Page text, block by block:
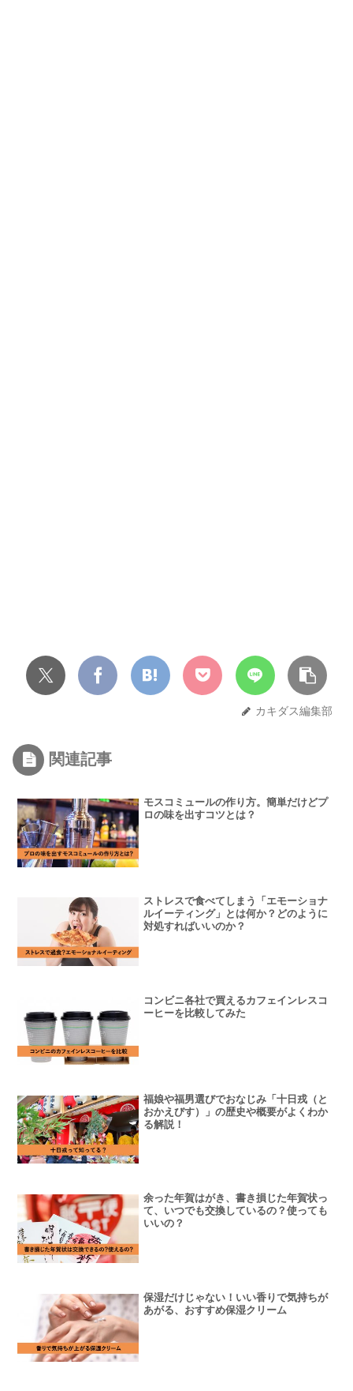
カキダス編集部
関連記事
モスコミュールの作り方。簡単だけどプ
ロの味を出すコツとは？
ストレスで食べてしまう「エモーショナ
ルイーティング」とは何か？どのように
対処すればいいのか？
コンビニ各社で買えるカフェインレスコ
ーヒーを比較してみた
福娘や福男選びでおなじみ「十日戎（と
おかえびす）」の歴史や概要がよくわか
る解説！
余った年賀はがき、書き損じた年賀状っ
て、いつでも交換しているの？使っても
いいの？
保湿だけじゃない！いい香りで気持ちが
あがる、おすすめ保湿クリーム